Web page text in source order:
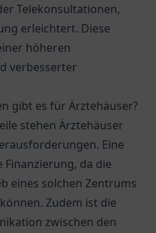
Telekonsultationen,
erleichtert. Diese
höheren
verbesserter
gibt es für Ärztehäuser?
stehen Ärztehäuser
Eine
da die
eines solchen Zentrums
Zudem ist die
zwischen den